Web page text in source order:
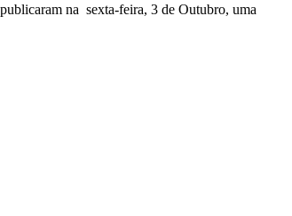
na sexta-feira, 3 de Outubro, uma